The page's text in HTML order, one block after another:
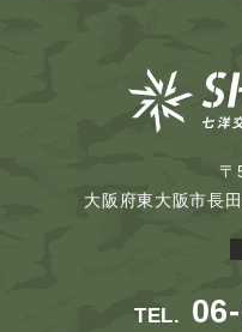
〒
大阪府東大阪市長
TEL.